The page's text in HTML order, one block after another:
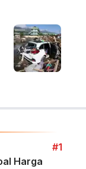
#1
Harga